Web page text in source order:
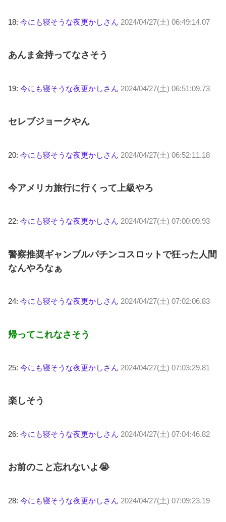
18: 今にも寝そうな夜更かしさん 2024/04/27(土) 06:49:14.07
あんま金持ってなさそう
19: 今にも寝そうな夜更かしさん 2024/04/27(土) 06:51:09.73
セレブジョークやん
20: 今にも寝そうな夜更かしさん 2024/04/27(土) 06:52:11.18
今アメリカ旅行に行くって上級やろ
22: 今にも寝そうな夜更かしさん 2024/04/27(土) 07:00:09.93
警察推奨ギャンブルパチンコスロットで狂った人間
なんやろなぁ
24: 今にも寝そうな夜更かしさん 2024/04/27(土) 07:02:06.83
帰ってこれなさそう
25: 今にも寝そうな夜更かしさん 2024/04/27(土) 07:03:29.81
楽しそう
26: 今にも寝そうな夜更かしさん 2024/04/27(土) 07:04:46.82
お前のこと忘れないよ😭
28: 今にも寝そうな夜更かしさん 2024/04/27(土) 07:09:23.19